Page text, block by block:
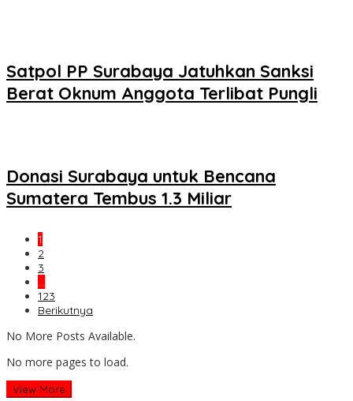
Satpol PP Surabaya Jatuhkan Sanksi
Berat Oknum Anggota Terlibat Pungli
Donasi Surabaya untuk Bencana
Sumatera Tembus 1.3 Miliar
1
2
3
…
123
Berikutnya
No More Posts Available.
No more pages to load.
View More